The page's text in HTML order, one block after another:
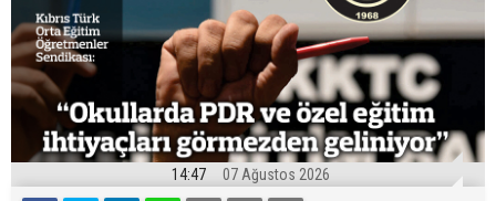
14:47 07 Ağustos 2026